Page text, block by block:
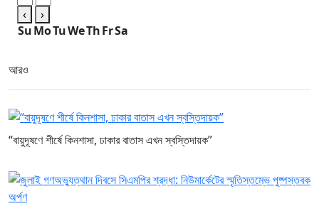
‹
›
SuMoTuWeThFrSa
আরও
“বায়ুদূষণে শীর্ষে কিনশাসা, ঢাকার বাতাস এখন স্বস্তিদায়ক”